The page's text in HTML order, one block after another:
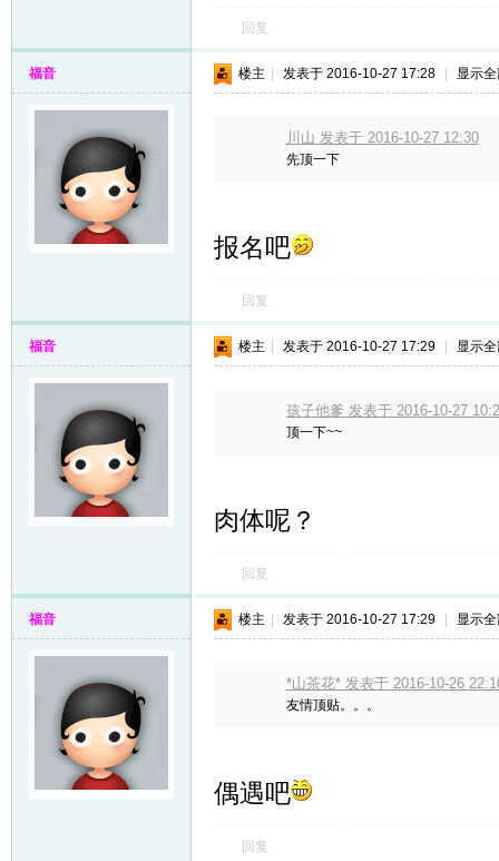
回复
福音 楼主 发表于 2016-10-27 17:28 显示
川山 发表于 2016-10-27 12:30
先顶一下
报名吧
回复
福音 楼主 发表于 2016-10-27 17:29 显示
孩子他爹 发表于 2016-10-27
顶一下~~
肉体呢？
回复
福音 楼主 发表于 2016-10-27 17:29 显示
*山茶花* 发表于 2016-10-26
友情顶贴。。。
偶遇吧
回复